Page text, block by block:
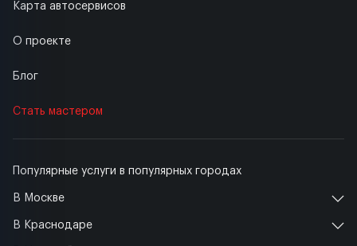
Популярные услуги в популярных городах
В Москве
В Краснодаре
Карта автосервисов
О проекте
Блог
Стать мастером